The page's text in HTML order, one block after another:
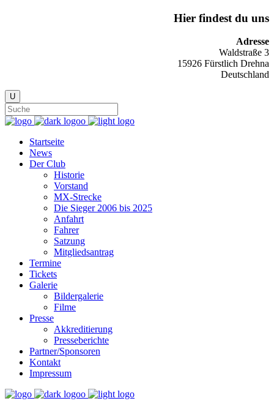
Hier findest du uns
Adresse
Waldstraße 3
15926 Fürstlich Drehna
Deutschland
Startseite
News
Der Club
Historie
Vorstand
MX-Strecke
Die Sieger 2006 bis 2025
Anfahrt
Fahrer
Satzung
Mitgliedsantrag
Termine
Tickets
Galerie
Bildergalerie
Filme
Presse
Akkreditierung
Presseberichte
Partner/Sponsoren
Kontakt
Impressum